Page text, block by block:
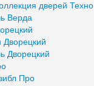
дверей Техно
Верда
Дворецкий
Про